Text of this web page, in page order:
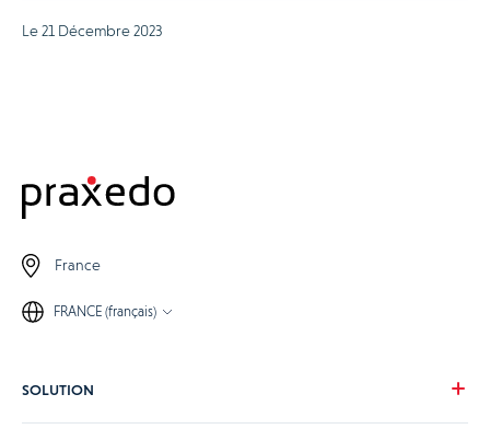
Le 21 Décembre 2023
France
FRANCE (français)
SOLUTION